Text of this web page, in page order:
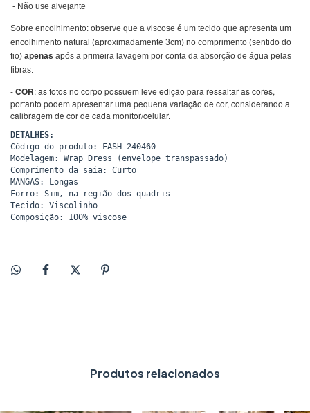
- Não use alvejante
Sobre encolhimento: observe que a viscose é um tecido que apresenta um
encolhimento natural (aproximadamente 3cm) no comprimento (sentido do
fio) apenas após a primeira lavagem por conta da absorção de água pelas
fibras.
-COR: as fotos no corpo possuem leve edição para ressaltar as cores,
portanto podem apresentar uma pequena variação de cor, considerando a
calibragem de cor de cada monitor/celular.
DETALHES:
Código do produto: FASH-240460
Modelagem: Wrap Dress (envelope transpassado)
Comprimento da saia: Curto
MANGAS: Longas
Forro: Sim, na região dos quadris
Tecido: Viscolinho
Composição: 100% viscose
Produtos relacionados